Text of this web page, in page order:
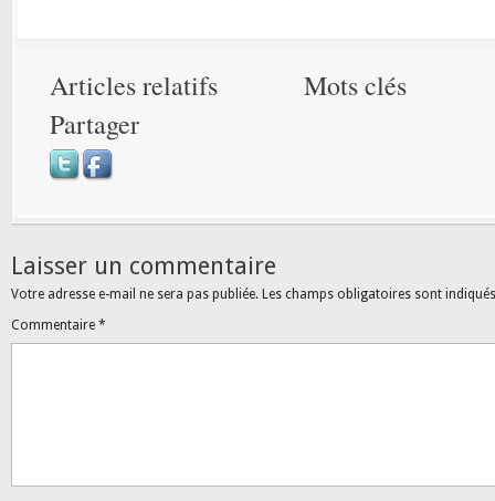
Articles relatifs
Mots clés
Partager
Laisser un commentaire
Votre adresse e-mail ne sera pas publiée. Les champs obligatoires sont
Commentaire *